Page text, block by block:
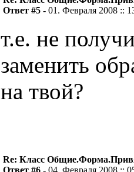
Ответ #5 - 01. Февраля 2008 ::
т.е. не
заменить
на твой?
Re: Класс
Ответ #6 - 04. Февраля 2008 ::